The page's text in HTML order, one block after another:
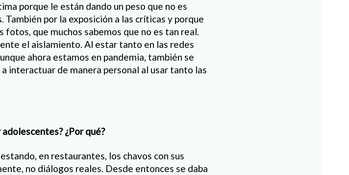
porque le están dando un peso que no es
También por la exposición a las críticas y porque
que muchos sabemos que no es tan real.
el aislamiento. Al estar tanto en las redes
ahora estamos en pandemia, también se
interactuar de manera personal al usar tanto las
¿Por qué?
en restaurantes, los chavos con sus
no diálogos reales. Desde entonces se daba